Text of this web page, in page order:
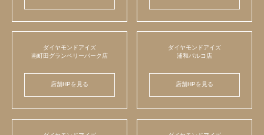
ダイヤモンドアイズ
南町田グランベリーパーク店
店舗HPを見る
ダイヤモンドアイズ
浦和パルコ店
店舗HPを見る